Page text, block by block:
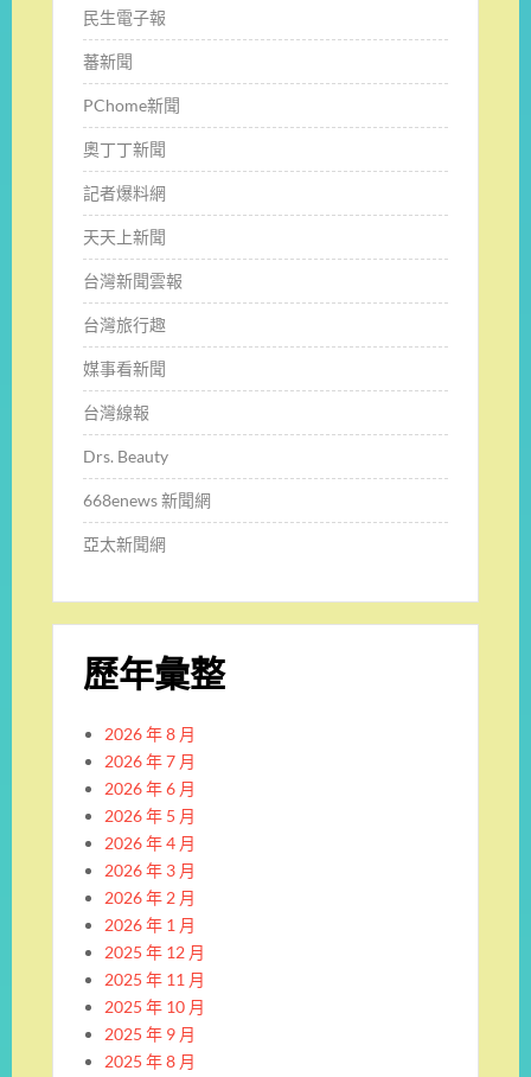
民生電子報
蕃新聞
PChome新聞
奧丁丁新聞
記者爆料網
天天上新聞
台灣新聞雲報
台灣旅行趣
媒事看新聞
台灣線報
Drs. Beauty
668enews 新聞網
亞太新聞網
歷年彙整
2026 年 8 月
2026 年 7 月
2026 年 6 月
2026 年 5 月
2026 年 4 月
2026 年 3 月
2026 年 2 月
2026 年 1 月
2025 年 12 月
2025 年 11 月
2025 年 10 月
2025 年 9 月
2025 年 8 月